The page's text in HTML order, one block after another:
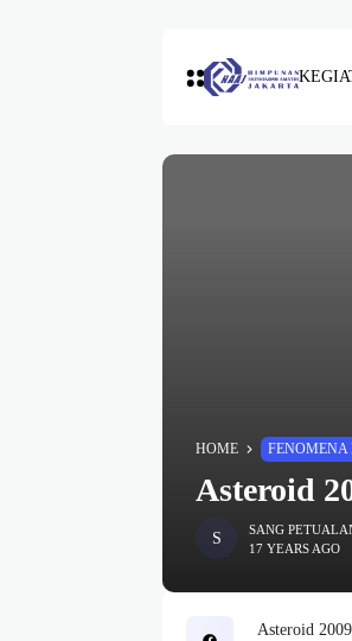
HOME
Asteroid
SANG
17 YEARS AGO
Asteroid